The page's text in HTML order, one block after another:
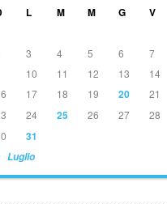
L M M G V
Luglio
3 4 5 6 7
10 11 12 13 14
17 18 19 20 21
24 25 26 27 28
31